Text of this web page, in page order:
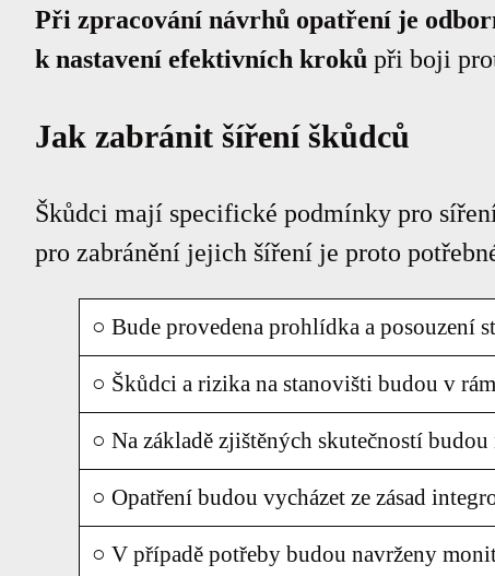
Při zpracování návrhů opatření je
k nastavení efektivních kroků při boji
Jak zabránit šíření škůdců
Škůdci mají specifické podmínky pro
pro zabránění jejich šíření je proto
○ Bude provedena prohlídka a posouzení
○ Škůdci a rizika na stanovišti budou v
○ Na základě zjištěných skutečností
○ Opatření budou vycházet ze zásad
○ V případě potřeby budou navrženy